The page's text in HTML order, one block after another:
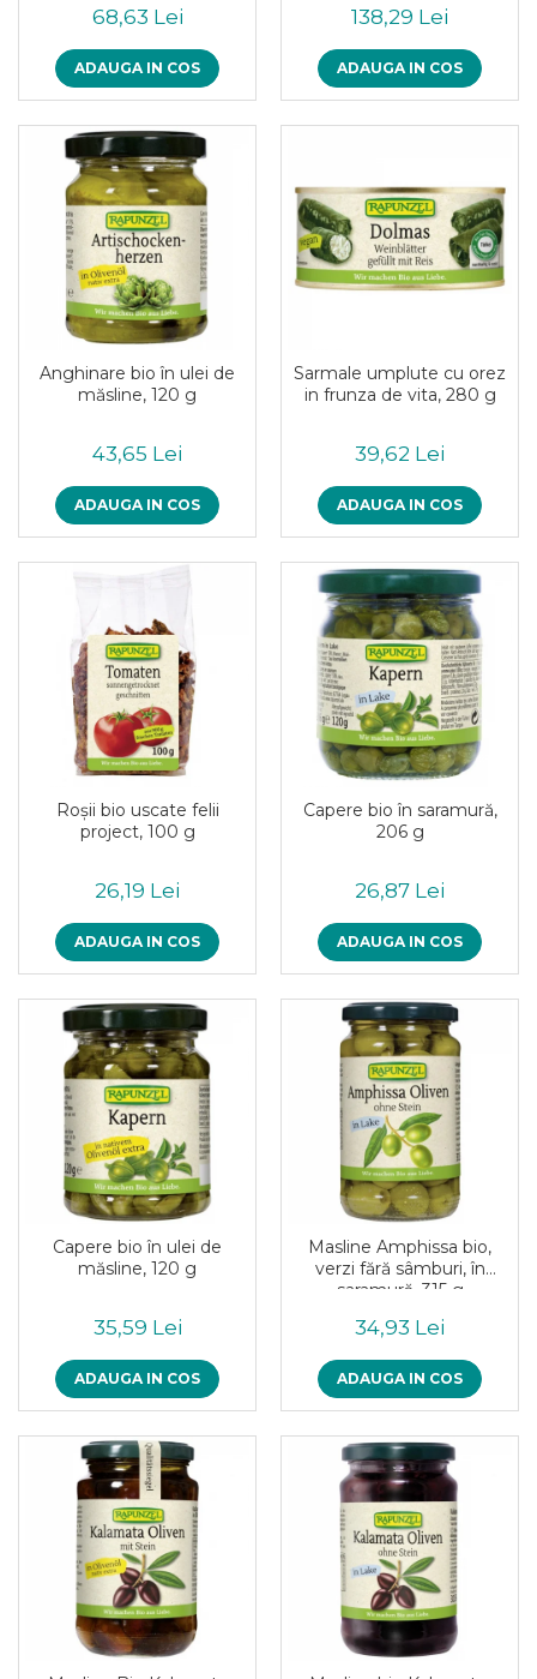
Budinca bio
Inghetata bio si decoratiuni
Ingrediente bio pentru copt
Masline bio si antipasti
Antipasti bio
Masline bio
Pesto bio
Musli si terci
Fulgi din cereale bio
Musli bio
Terci bio
Orez bio si leguminoase
Paste si fidea
Paste bio din emmer
Paste bio din grau
Paste bio fara gluten
Paste bio integrale
Paste bio pentru copii
Paste fainoase bio
Pateu, sosuri si conserve
Conserve de peste bio
Crenvursti si pateu din carne bio
Pateu bio si creme vegetale
Produse din tomate
Ketchup bio
Sosuri bio din tomate
Lapte bio si bauturi vegetale
Sirop bio
Sucuri din fructe si legume bio
Superalimente
Pudre proteice bio
Superalimente bio
Uleiuri, grasimi si otet
Grasimi bio
Otet bio
Ulei de masline bio
Uleiuri Oxyguard
68,63 Lei
ADAUGA IN COS
138,29 Lei
ADAUGA IN COS
Anghinare bio în ulei de
măsline, 120 g
43,65 Lei
ADAUGA IN COS
Sarmale umplute cu orez
in frunza de vita, 280 g
39,62 Lei
ADAUGA IN COS
Roşii bio uscate felii
project, 100 g
26,19 Lei
ADAUGA IN COS
Capere bio în saramură,
206 g
26,87 Lei
ADAUGA IN COS
Capere bio în ulei de
măsline, 120 g
35,59 Lei
ADAUGA IN COS
Masline Amphissa bio,
verzi fără sâmburi, în
saramură, 315 g
34,93 Lei
ADAUGA IN COS